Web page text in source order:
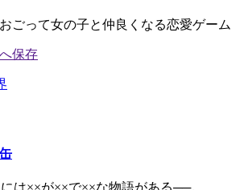
ごって女の子と仲良くなる恋愛ゲーム